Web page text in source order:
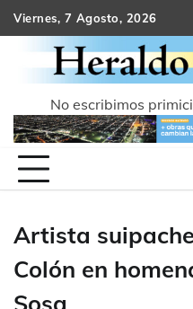
Skip
to
content
Viernes, 7 Agosto, 2026
No escribimos
Artista
Colón en
Sosa